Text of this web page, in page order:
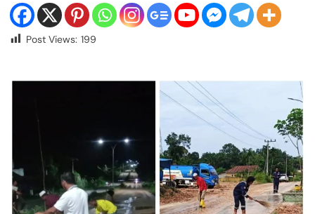
Post Views: 199